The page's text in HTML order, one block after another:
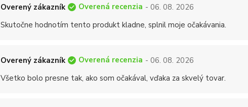
Overený zákazník Overená recenzia - 06. 08. 2026
Skutočne hodnotím tento produkt kladne, splnil moje očakávania.
Overený zákazník Overená recenzia - 06. 08. 2026
Všetko bolo presne tak, ako som očakával, vďaka za skvelý tovar.